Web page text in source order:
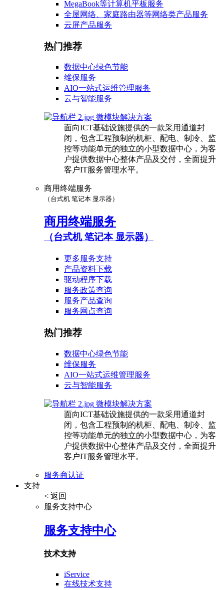
MegaBook等计算机平板服务
全屋网络、家庭路由器等网络类产品服务
云屏产品服务
热门推荐
数据中心绿色节能
维保服务
AIO一站式运维管理服务
云与智能服务
微模块解决方案
面向ICT基础设施提供的一款采用通道封
闭，包含工程预制的机柜、配电、制冷、监
控等功能单元的独立的小型数据中心，为客
户提供数据中心整体产品及交付，全面提升
客户IT服务管理水平。
商用终端服务
（台式机 笔记本 显示器）
商用终端服务
（台式机 笔记本 显示器）
更多服务支持
产品资料下载
驱动程序下载
服务政策查询
服务产品查询
服务网点查询
热门推荐
数据中心绿色节能
维保服务
AIO一站式运维管理服务
云与智能服务
微模块解决方案
面向ICT基础设施提供的一款采用通道封
闭，包含工程预制的机柜、配电、制冷、监
控等功能单元的独立的小型数据中心，为客
户提供数据中心整体产品及交付，全面提升
客户IT服务管理水平。
服务商认证
支持
< 返回
服务支持中心
服务支持中心
技术支持
iService
在线技术支持